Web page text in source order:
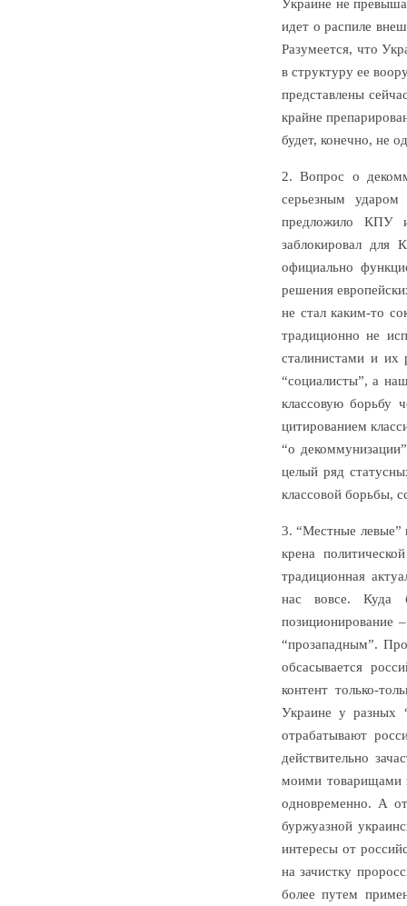
Украине не
идет о распиле
Разумеется, что
в структуру ее
представлены
крайне
будет, конечно, не
2. Вопрос о
серьезным
предложило КПУ
заблокировал для
официально
решения
не стал каким-то
традиционно не
сталинистами и их
“социалисты”, а
классовую борьбу
цитированием
“о
целый ряд
классовой борьбы,
3. “Местные левые”
крена
традиционная
нас вовсе. Куда
позиционирование
“прозападным”.
обсасывается
контент только-
Украине у разных
отрабатывают
действительно
моими товарищами
одновременно. А
буржуазной
интересы от
на зачистку
более путем